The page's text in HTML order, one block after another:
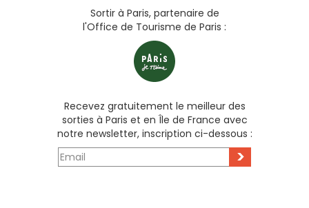
Sortir à Paris, partenaire de
l'Office de Tourisme de Paris :
Recevez gratuitement le meilleur des
sorties à Paris et en Île de France avec
notre newsletter, inscription ci-dessous :
>